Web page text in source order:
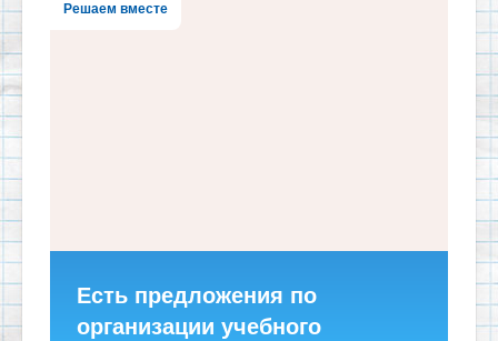
Решаем вместе
Есть предложения по
организации учебного